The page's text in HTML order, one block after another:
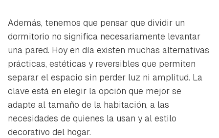
Además, tenemos que pensar que dividir un
dormitorio no significa necesariamente levantar
una pared. Hoy en día existen muchas alternativas
prácticas, estéticas y reversibles que permiten
separar el espacio sin perder luz ni amplitud. La
clave está en elegir la opción que mejor se
adapte al tamaño de la habitación, a las
necesidades de quienes la usan y al estilo
decorativo del hogar.